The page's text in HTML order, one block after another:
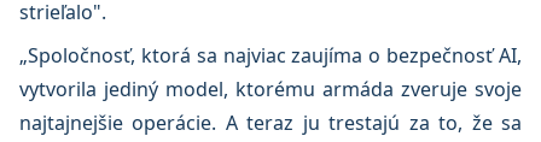
strieľalo".
„Spoločnosť, ktorá sa najviac zaujíma o bezpečnosť AI,
vytvorila jediný model, ktorému armáda zveruje svoje
najtajnejšie operácie. A teraz ju trestajú za to, že sa